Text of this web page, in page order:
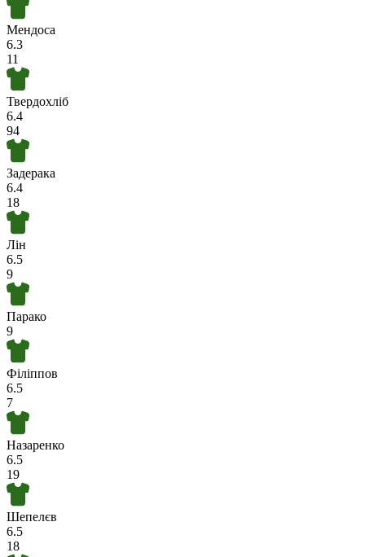
Мендоса
6.3
11
Твердохліб
6.4
94
Задерака
6.4
18
Лін
6.5
9
Парако
9
Філіппов
6.5
7
Назаренко
6.5
19
Шепелєв
6.5
18